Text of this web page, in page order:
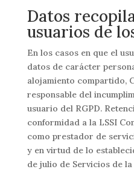
Datos
usuarios de
En los casos en que el
datos de carácter
alojamiento compartido,
responsable del
usuario del RGPD.
conformidad a la LSSI
como prestador de
y en virtud de lo
de julio de Servicios de